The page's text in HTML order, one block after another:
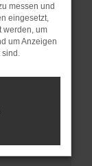
dazu
nicht mehr
versucht
Du kannst
der
messen und
eingesetzt,
werden, um
um Anzeigen
sind.